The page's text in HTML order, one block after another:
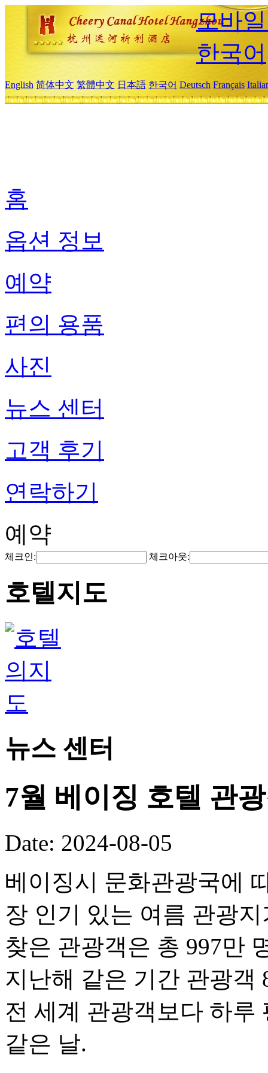
모바
한국어
English 简体中文 繁體中文 日本語 한국어 Deutsch Français
홈
옵션 정보
예약
편의 용품
사진
뉴스 센터
고객 후기
연락하기
예약
체크인: 체크아웃:
호텔지도
뉴스 센터
7월 베이징 호텔 관
Date: 2024-08-05
베이징시 문화관광국에
장 인기 있는 여름 관광
찾은 관광객은 총 997만
지난해 같은 기간 관광객
전 세계 관광객보다 하루
같은 날.